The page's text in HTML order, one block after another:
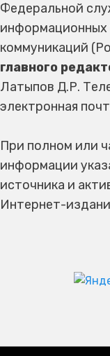
Федеральной
информационных
коммуникаций
главного
Латыпов Д.Р.
электронная
При полном или
информации
источника и
Интернет-